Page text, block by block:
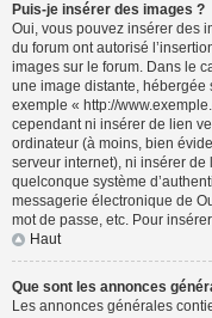
Puis-je insérer des images ?
Oui, vous pouvez insérer des
du forum ont autorisé
images sur le forum. Dans le
une image distante, hébergée
exemple « http://
cependant ni insérer de lien
ordinateur (à moins, bien
serveur internet), ni insérer
quelconque système
messagerie électronique de
mot de passe, etc. Pour
Haut
Que sont les annonces
Les annonces générales